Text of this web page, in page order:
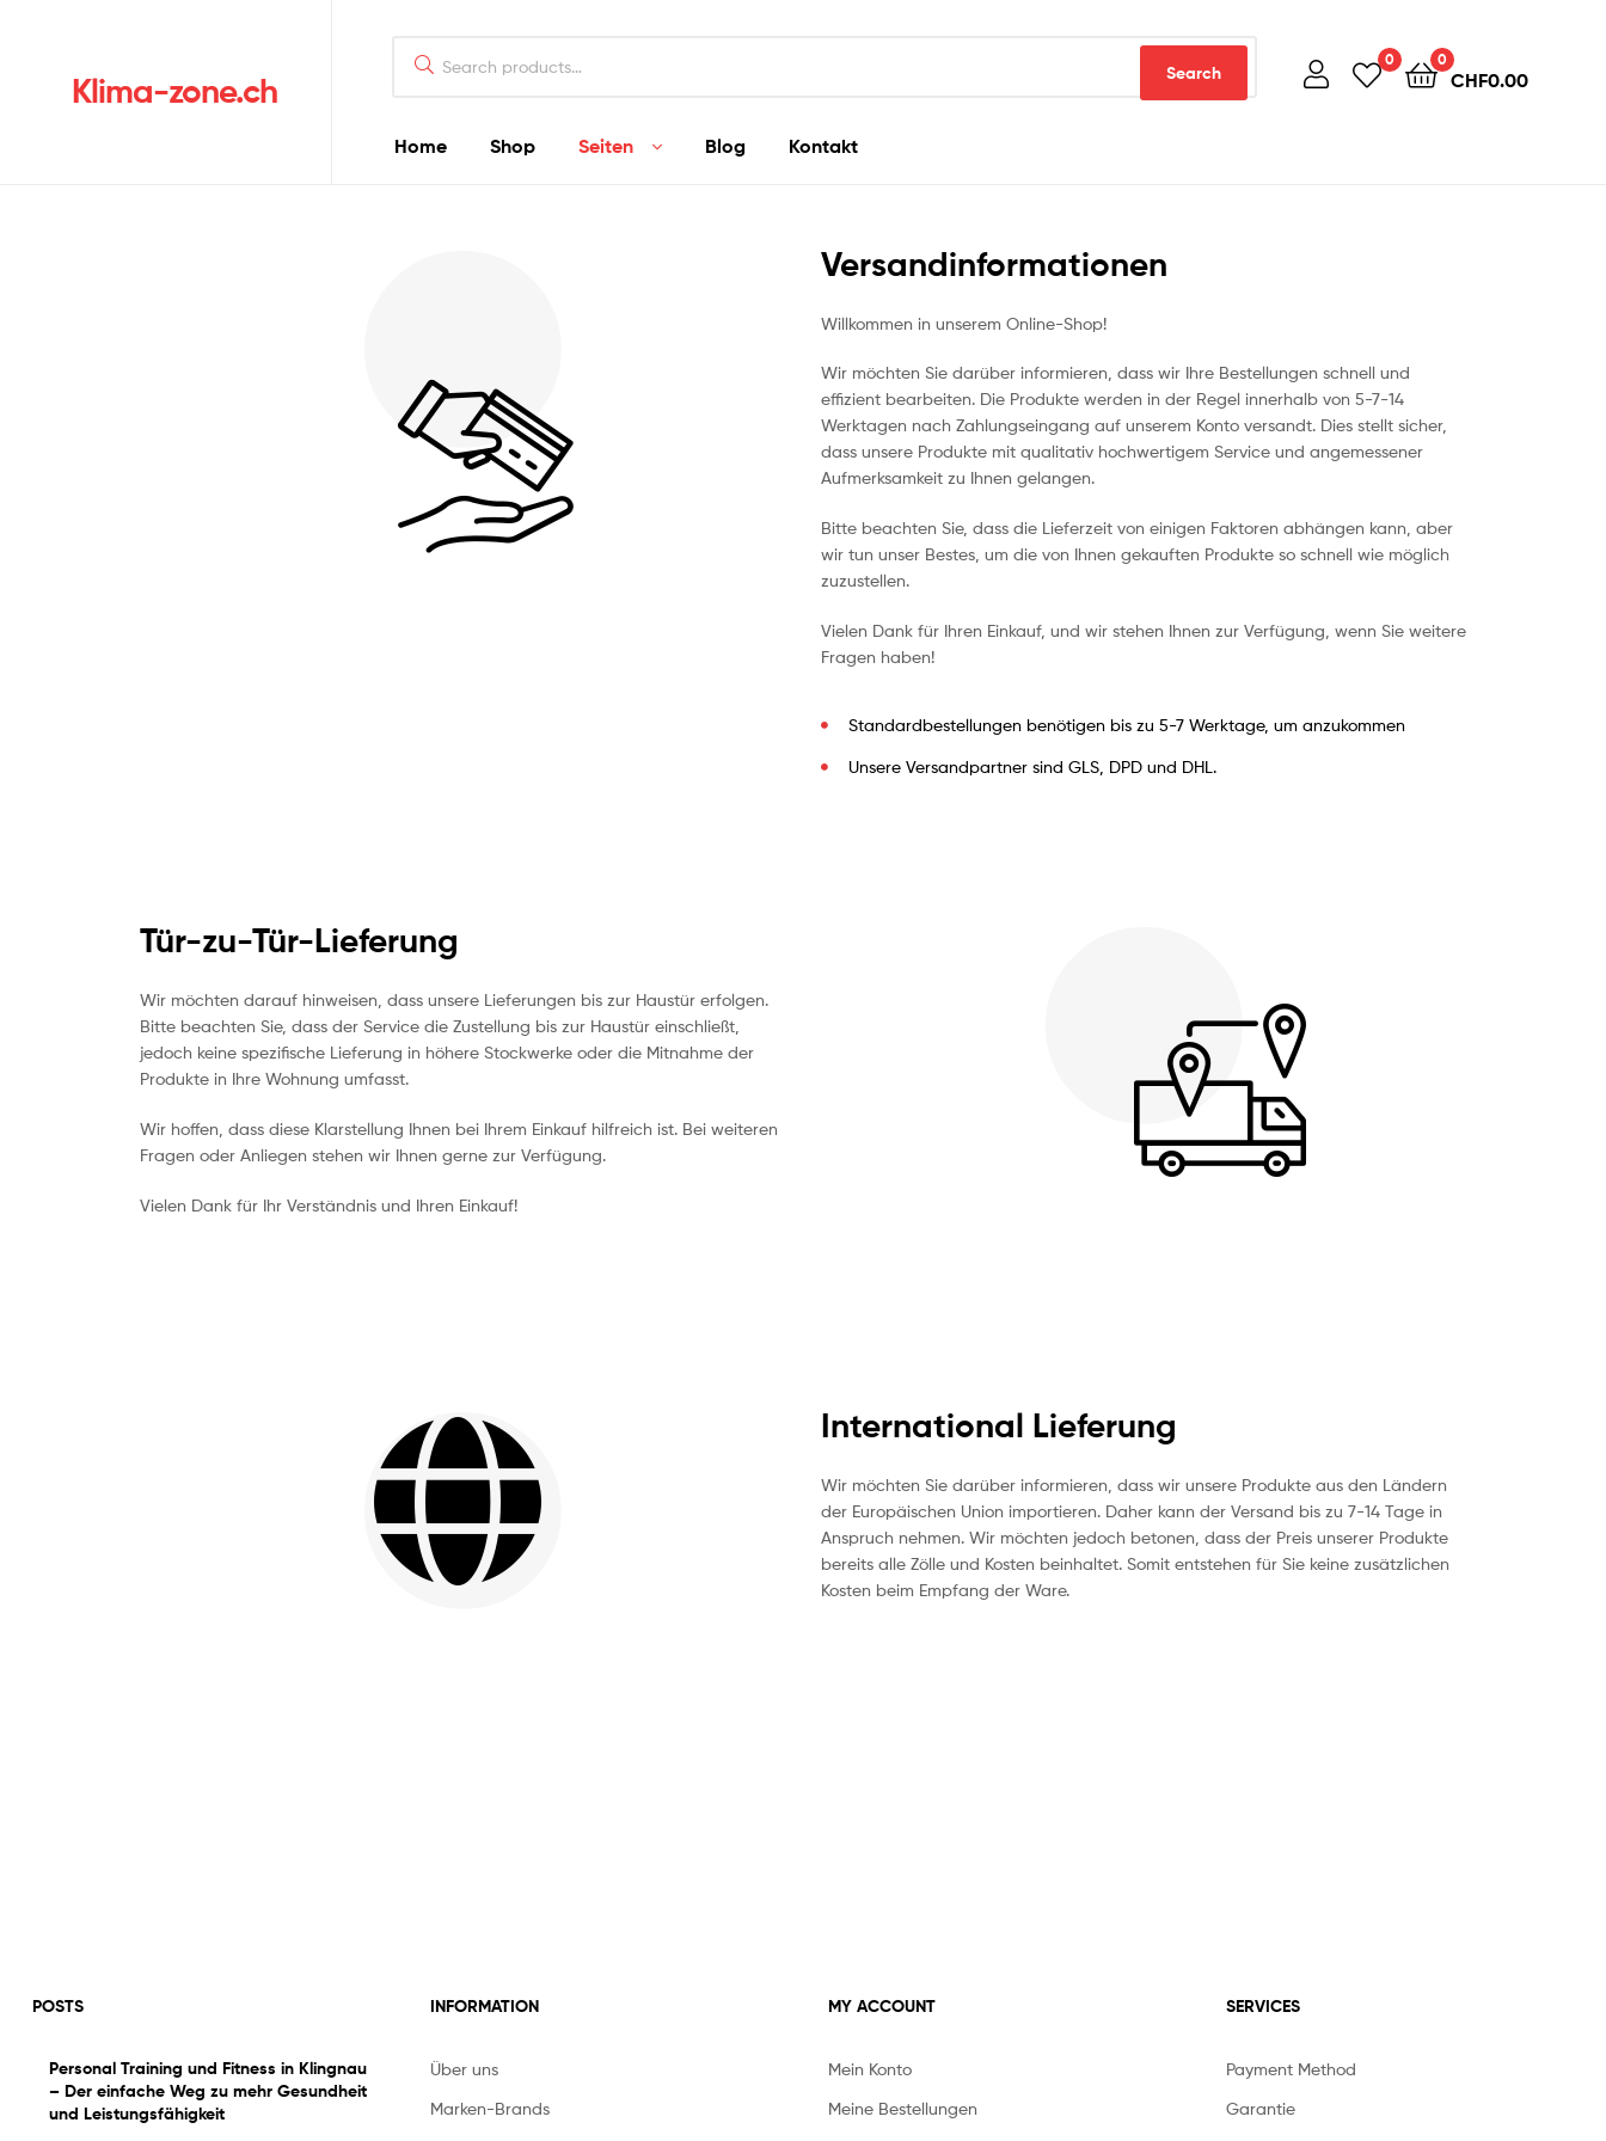
Klima-zone.ch Search
0 0
CHF0.00
Home Shop Seiten Blog Kontakt
Versandinformationen
Willkommen in unserem Online-Shop!
Wir möchten Sie darüber informieren, dass wir Ihre Bestellungen schnell und
effizient bearbeiten. Die Produkte werden in der Regel innerhalb von 5-7-14
Werktagen nach Zahlungseingang auf unserem Konto versandt. Dies stellt sicher,
dass unsere Produkte mit qualitativ hochwertigem Service und angemessener
Aufmerksamkeit zu Ihnen gelangen.
Bitte beachten Sie, dass die Lieferzeit von einigen Faktoren abhängen kann, aber
wir tun unser Bestes, um die von Ihnen gekauften Produkte so schnell wie möglich
zuzustellen.
Vielen Dank für Ihren Einkauf, und wir stehen Ihnen zur Verfügung, wenn Sie weitere
Fragen haben!
Standardbestellungen benötigen bis zu 5-7 Werktage, um anzukommen
Unsere Versandpartner sind GLS, DPD und DHL.
Tür-zu-Tür-Lieferung
Wir möchten darauf hinweisen, dass unsere Lieferungen bis zur Haustür erfolgen.
Bitte beachten Sie, dass der Service die Zustellung bis zur Haustür einschließt,
jedoch keine spezifische Lieferung in höhere Stockwerke oder die Mitnahme der
Produkte in Ihre Wohnung umfasst.
Wir hoffen, dass diese Klarstellung Ihnen bei Ihrem Einkauf hilfreich ist. Bei weiteren
Fragen oder Anliegen stehen wir Ihnen gerne zur Verfügung.
Vielen Dank für Ihr Verständnis und Ihren Einkauf!
International Lieferung
Wir möchten Sie darüber informieren, dass wir unsere Produkte aus den Ländern
der Europäischen Union importieren. Daher kann der Versand bis zu 7-14 Tage in
Anspruch nehmen. Wir möchten jedoch betonen, dass der Preis unserer Produkte
bereits alle Zölle und Kosten beinhaltet. Somit entstehen für Sie keine zusätzlichen
Kosten beim Empfang der Ware.
POSTS
Personal Training und Fitness in Klingnau
– Der einfache Weg zu mehr Gesundheit
und Leistungsfähigkeit
INFORMATION
Über uns
Marken-Brands
MY ACCOUNT
Mein Konto
Meine Bestellungen
SERVICES
Payment Method
Garantie